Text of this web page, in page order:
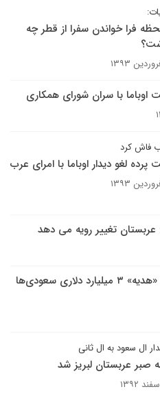
فرا خواندن سفرا از قطر چه
با سران شورای همکاری
فاش کرد
لغو دیدار اوباما با امرای عرب
عربستان تغییر رویه می دهد
افشای جزئیات «هدیه» ۳ میلیارد دلاری سعودی‌ها
ال سعود به ال ثانی
صبر عربستان لبریز شد